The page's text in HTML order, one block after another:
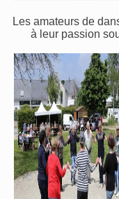
Les amateurs de
à leur passion